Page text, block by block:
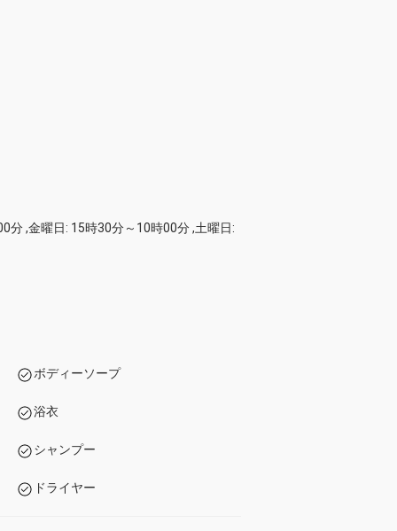
分 ,金曜日: 15時30分～10時00分 ,土曜日:
ボディーソープ
浴衣
シャンプー
ドライヤー